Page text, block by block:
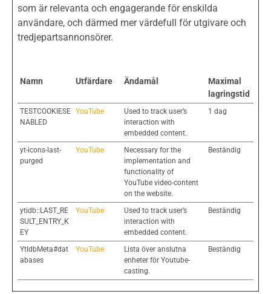
som är relevanta och engagerande för enskilda
användare, och därmed mer värdefull för utgivare och
tredjepartsannonsörer.
Namn Utfärdare Ändamål
Maximal
lagringstid
TESTCOOKIESE
NABLED
YouTube
Used to track user’s
interaction with
embedded content.
1 dag
yt-icons-last-
purged
YouTube
Necessary for the
implementation and
functionality of
YouTube video-content
on the website.
Beständig
ytidb::LAST_RE
SULT_ENTRY_K
EY
YouTube
Used to track user’s
interaction with
embedded content.
Beständig
YtIdbMeta#dat
abases
YouTube
Lista över anslutna
enheter för Youtube-
casting.
Beständig